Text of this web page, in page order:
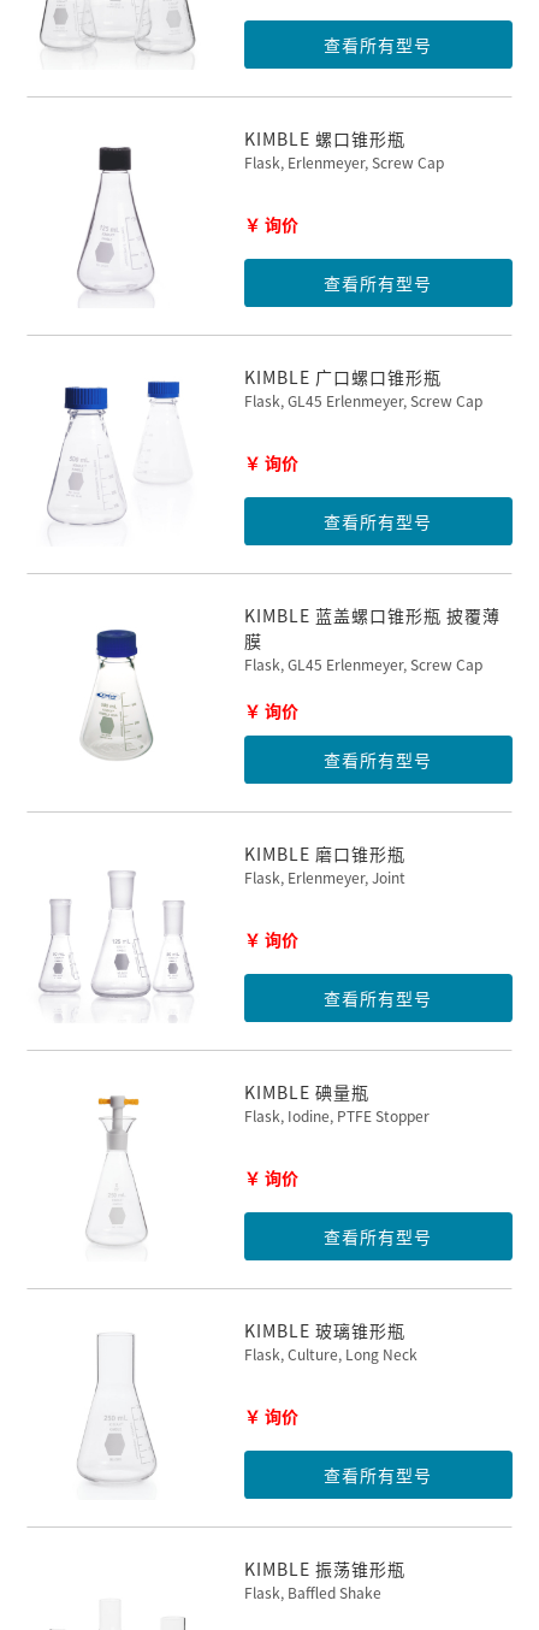
查看所有型号
KIMBLE 螺口锥形瓶
Flask, Erlenmeyer, Screw Cap
￥ 询价
查看所有型号
KIMBLE 广口螺口锥形瓶
Flask, GL45 Erlenmeyer, Screw Cap
￥ 询价
查看所有型号
KIMBLE 蓝盖螺口锥形瓶 披覆薄
膜
Flask, GL45 Erlenmeyer, Screw Cap
￥ 询价
查看所有型号
KIMBLE 磨口锥形瓶
Flask, Erlenmeyer, Joint
￥ 询价
查看所有型号
KIMBLE 碘量瓶
Flask, Iodine, PTFE Stopper
￥ 询价
查看所有型号
KIMBLE 玻璃锥形瓶
Flask, Culture, Long Neck
￥ 询价
查看所有型号
KIMBLE 振荡锥形瓶
Flask, Baffled Shake